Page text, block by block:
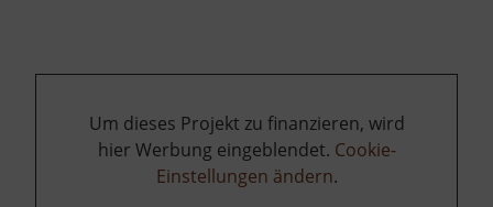
Um dieses Projekt zu finanzieren, wird
hier Werbung eingeblendet. Cookie-
Einstellungen ändern.